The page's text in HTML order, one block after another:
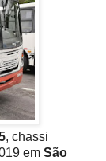
, chassi
em São